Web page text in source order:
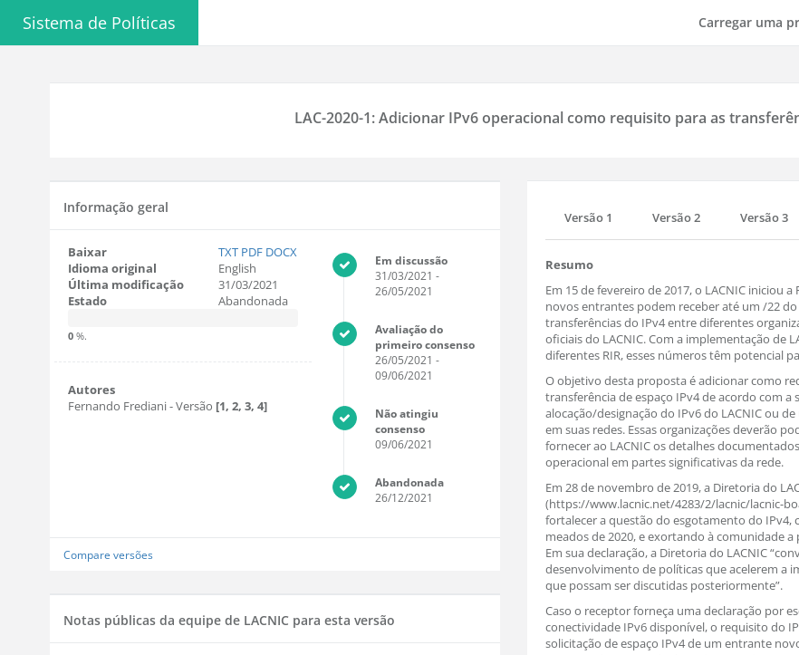
Sistema de Políticas Carregar uma
LAC-2020-1: Adicionar IPv6 operacional como requisito para as
Informação geral
Baixar TXT PDF DOCX
Idioma original
English
Última modificação
31/03/2021
Estado
Abandonada
0 %.
Autores
Fernando Frediani- Versão [1, 2, 3, 4]
Em discussão
31/03/2021 -
26/05/2021
Avaliação do
primeiro consenso
26/05/2021 -
09/06/2021
Não atingiu
consenso
09/06/2021
Abandonada
26/12/2021
Compare versões
Notas públicas da equipe de LACNIC para esta versão
Versão 1 Versão 2 Versão 3
Resumo
Em 15 de fevereiro de 2017, o LACNIC iniciou
novos entrantes podem receber até um /22
transferências do IPv4 entre diferentes
oficiais do LACNIC. Com a implementação de
diferentes RIR, esses números têm potencial
O objetivo desta proposta é adicionar como
transferência de espaço IPv4 de acordo com
alocação/designação do IPv6 do LACNIC ou
em suas redes. Essas organizações deverão
fornecer ao LACNIC os detalhes
operacional em partes significativas da rede.
Em 28 de novembro de 2019, a Diretoria do
(https://www.lacnic.net/4283/2/lacnic/lacnic-
fortalecer a questão do esgotamento do IPv4,
meados de 2020, e exortando à comunidade
Em sua declaração, a Diretoria do LACNIC
desenvolvimento de políticas que acelerem a
que possam ser discutidas posteriormente”.
Caso o receptor forneça uma declaração por
conectividade IPv6 disponível, o requisito do
solicitação de espaço IPv4 de um entrante